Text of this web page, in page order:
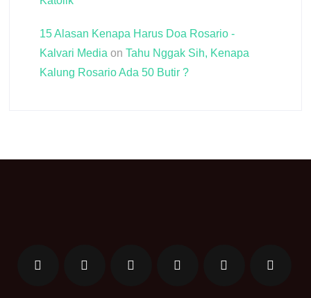
15 Alasan Kenapa Harus Doa Rosario -
Kalvari Media on Tahu Nggak Sih, Kenapa
Kalung Rosario Ada 50 Butir ?